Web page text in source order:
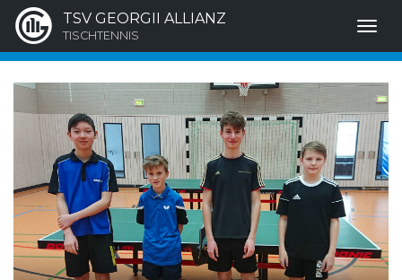
TSV GEORGII ALLIANZ
TISCHTENNIS